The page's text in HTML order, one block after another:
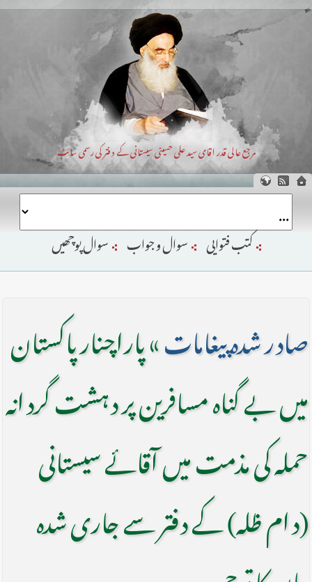
مرجع عالی قدر اقای سید علی حسینی سیستانی کے دفتر کی رسمی سائٹ
کتب فتوایی سوال و جواب سوال پوچھیں
صادر شدہ پیغامات» پاراچنار پاکستان
میں بے گناہ مسافرین پر دہشت گردانہ
حملہ کی مذمت میں آقائے سیستانی
(دام ظلہ) کے دفتر سے جاری شدہ